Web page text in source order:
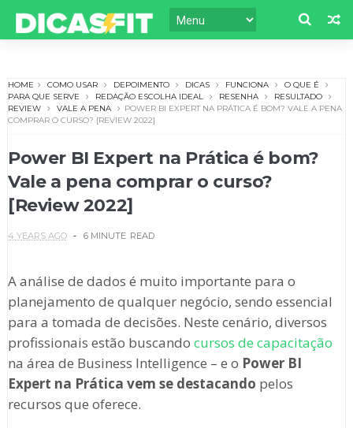
HOME COMO USAR DEPOIMENTO DICAS FUNCIONA
O QUE É
PARA QUE SERVE
REDAÇÃO ESCOLHA IDEAL RESENHA
RESULTADO
REVIEW
VALE A PENA
POWER BI EXPERT NA PRÁTICA É BOM? VALE A PENA
COMPRAR O CURSO? [REVIEW 2022]
Power BI Expert na Prática é bom?
Vale a pena comprar o curso?
[Review 2022]
4 YEARS AGO 6 MINUTE READ
A análise de dados é muito importante para o
planejamento de qualquer negócio, sendo essencial
para a tomada de decisões. Neste cenário, diversos
profissionais estão buscando cursos de capacitação
na área de Business Intelligence – e o Power BI
Expert na Prática vem se destacando pelos
recursos que oferece.